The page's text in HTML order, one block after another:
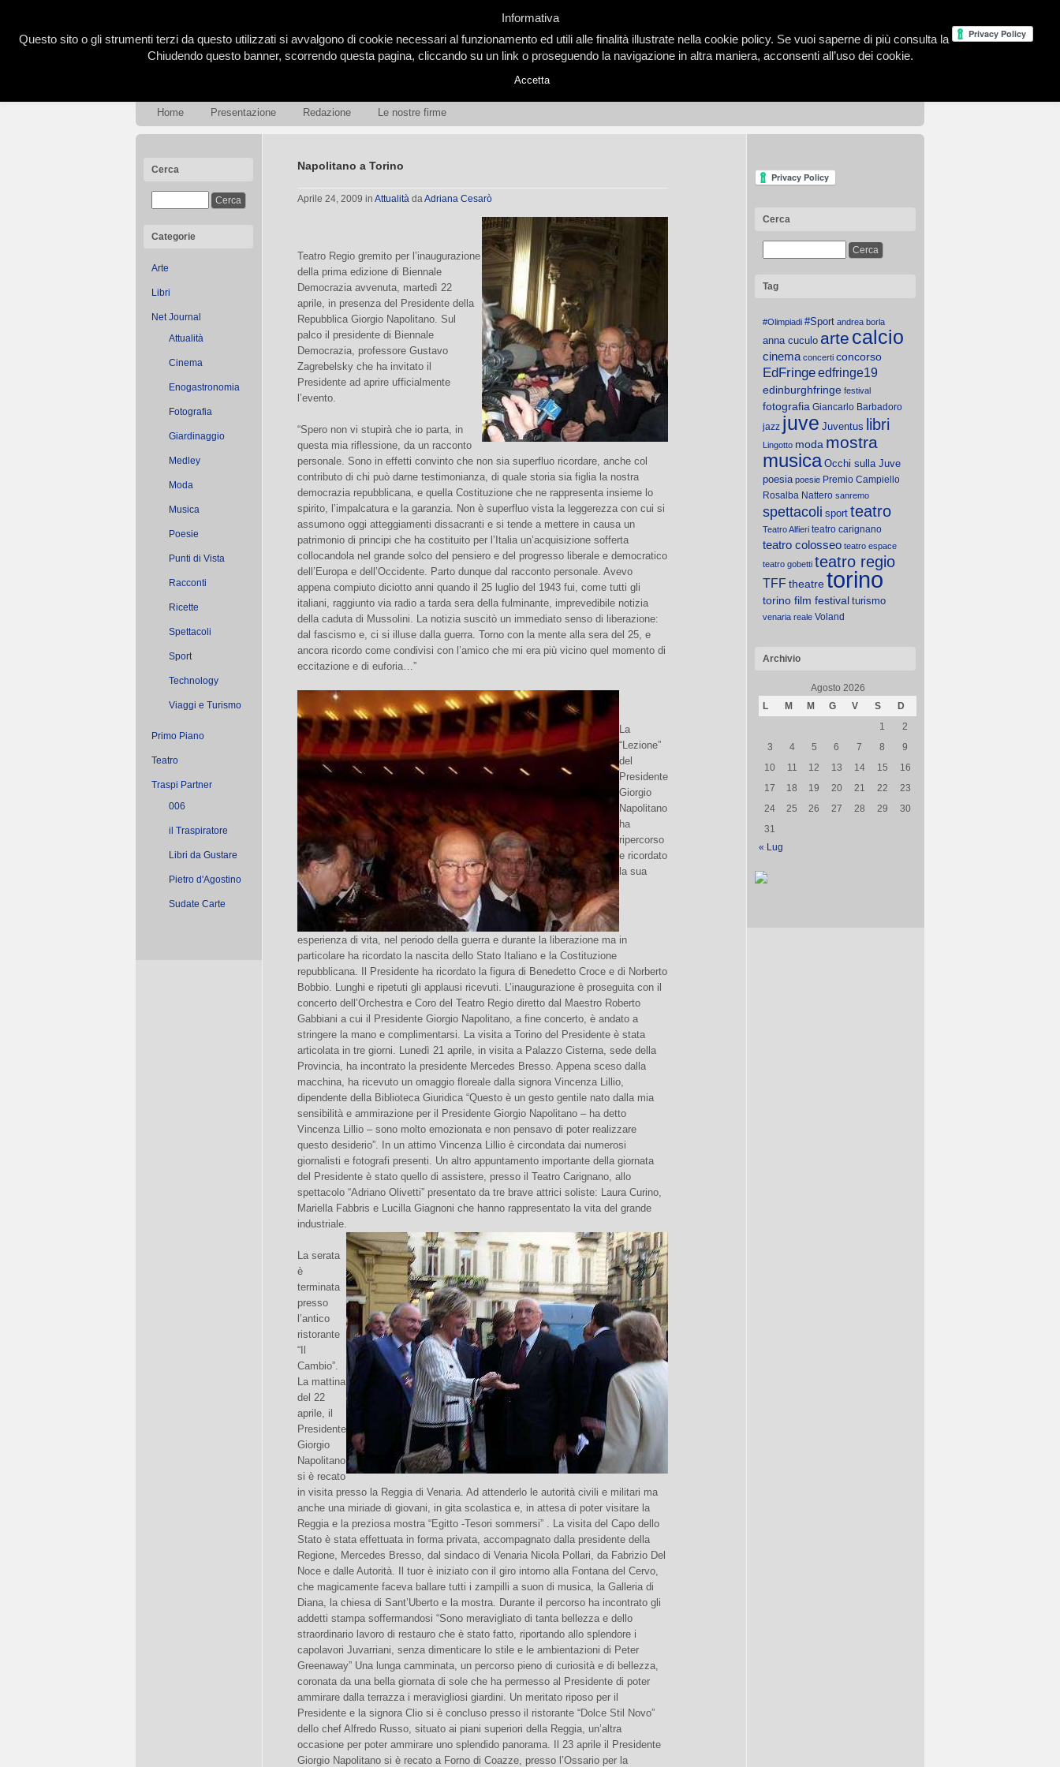
Home Presentazione Redazione Le nostre firme
Cerca
Categorie
Arte
Libri
Net Journal
Attualità
Cinema
Enogastronomia
Fotografia
Giardinaggio
Medley
Moda
Musica
Poesie
Punti di Vista
Racconti
Ricette
Spettacoli
Sport
Technology
Viaggi e Turismo
Primo Piano
Teatro
Traspi Partner
006
il Traspiratore
Libri da Gustare
Pietro d'Agostino
Sudate Carte
Napolitano a Torino
Aprile 24, 2009 in Attualità daAdriana Cesarò
Teatro Regio gremito per l’inaugurazione
della prima edizione di Biennale
Democrazia avvenuta, martedì 22
aprile, in presenza del Presidente della
Repubblica Giorgio Napolitano. Sul
palco il presidente di Biennale
Democrazia, professore Gustavo
Zagrebelsky che ha invitato il
Presidente ad aprire ufficialmente
l’evento.
“Spero non vi stupirà che io parta, in
questa mia riflessione, da un racconto
personale. Sono in effetti convinto che non sia superfluo ricordare, anche col
contributo di chi può darne testimonianza, di quale storia sia figlia la nostra
democrazia repubblicana, e quella Costituzione che ne rappresenta insieme lo
spirito, l’impalcatura e la garanzia. Non è superfluo vista la leggerezza con cui si
assumono oggi atteggiamenti dissacranti e si tende a mettere in causa un
patrimonio di principi che ha costituito per l’Italia un’acquisizione sofferta
collocandola nel grande solco del pensiero e del progresso liberale e democratico
dell’Europa e dell’Occidente. Parto dunque dal racconto personale. Avevo
appena compiuto diciotto anni quando il 25 luglio del 1943 fui, come tutti gli
italiani, raggiunto via radio a tarda sera della fulminante, imprevedibile notizia
della caduta di Mussolini. La notizia suscitò un immediato senso di liberazione:
dal fascismo e, ci si illuse dalla guerra. Torno con la mente alla sera del 25, e
ancora ricordo come condivisi con l’amico che mi era più vicino quel momento di
eccitazione e di euforia…”
La
“Lezione”
del
Presidente
Giorgio
Napolitano
ha
ripercorso
e ricordato
la sua
esperienza di vita, nel periodo della guerra e durante la liberazione ma in
particolare ha ricordato la nascita dello Stato Italiano e la Costituzione
repubblicana.
Il Presidente ha ricordato la figura di Benedetto Croce e di Norberto
Bobbio. Lunghi e ripetuti gli applausi ricevuti. L’inaugurazione è proseguita con il
concerto dell’Orchestra e Coro del Teatro Regio diretto dal Maestro Roberto
Gabbiani a cui il Presidente Giorgio Napolitano, a fine concerto, è andato a
stringere la mano e complimentarsi. La visita a Torino del Presidente è stata
articolata in tre giorni. Lunedì 21 aprile, in visita a Palazzo Cisterna, sede della
Provincia, ha incontrato la presidente Mercedes Bresso. Appena sceso dalla
macchina, ha ricevuto un omaggio floreale dalla signora Vincenza Lillio,
dipendente della Biblioteca Giuridica “Questo è un gesto gentile nato dalla mia
sensibilità e ammirazione per il Presidente Giorgio Napolitano – ha detto
Vincenza Lillio – sono molto emozionata e non pensavo di poter realizzare
questo desiderio”. In un attimo Vincenza Lillio è circondata dai numerosi
giornalisti e fotografi presenti. Un altro appuntamento importante della giornata
del Presidente è stato quello di assistere, presso il Teatro Carignano, allo
spettacolo “Adriano Olivetti” presentato da tre brave attrici soliste: Laura Curino,
Mariella Fabbris e Lucilla Giagnoni che hanno rappresentato la vita del grande
industriale.
La serata
è
terminata
presso
l’antico
ristorante
“Il
Cambio”.
La mattina
del 22
aprile, il
Presidente
Giorgio
Napolitano
si è recato
in visita presso la Reggia di Venaria. Ad attenderlo le autorità civili e militari ma
anche una miriade di giovani, in gita scolastica e, in attesa di poter visitare la
Reggia e la preziosa mostra “Egitto -Tesori sommersi” . La visita del Capo dello
Stato è stata effettuata in forma privata, accompagnato dalla presidente della
Regione, Mercedes Bresso, dal sindaco di Venaria Nicola Pollari, da Fabrizio Del
Noce e dalle Autorità. Il tuor è iniziato con il giro intorno alla Fontana del Cervo,
che magicamente faceva ballare tutti i zampilli a suon di musica, la Galleria di
Diana, la chiesa di Sant’Uberto e la mostra. Durante il percorso ha incontrato gli
addetti stampa soffermandosi “Sono meravigliato di tanta bellezza e dello
straordinario lavoro di restauro che è stato fatto, riportando allo splendore i
capolavori Juvarriani, senza dimenticare lo stile e le ambientazioni di Peter
Greenaway” Una lunga camminata, un percorso pieno di curiosità e di bellezza,
coronata da una bella giornata di sole che ha permesso al Presidente di poter
ammirare dalla terrazza i meravigliosi giardini. Un meritato riposo per il
Presidente e la signora Clio si è concluso presso il ristorante “Dolce Stil Novo”
dello chef Alfredo Russo, situato ai piani superiori della Reggia, un’altra
occasione per poter ammirare uno splendido panorama. Il 23 aprile il Presidente
Giorgio Napolitano si è recato a Forno di Coazze, presso l’Ossario per la
Cerca
Tag
#Olimpiadi #Sport andrea borla
anna cuculo arte calcio
cinema concerti concorso
EdFringeedfringe19
edinburghfringe festival
fotografia Giancarlo Barbadoro
jazz juve Juventus libri
Lingotto moda mostra
musica Occhi sulla Juve
poesia poesie Premio Campiello
Rosalba Nattero sanremo
spettacoli sport teatro
Teatro Alfieri teatro carignano
teatro colosseo teatro espace
teatro gobetti teatro regio
TFFtheatretorino
torino film festival turismo
venaria reale Voland
Archivio
Agosto 2026
L
M M G V S
D
1
2
3
4 5 6 7 8
9
10
11 12 13 14 15
16
17
18 19 20 21 22
23
24
25 26 27 28 29
30
31
« Lug
Informativa
Questo sito o gli strumenti terzi da questo utilizzati si avvalgono di cookie necessari al funzionamento ed utili alle finalità illustrate nella cookie policy. Se vuoi saperne di più consulta la
Chiudendo questo banner, scorrendo questa pagina, cliccando su un link o proseguendo la navigazione in altra maniera, acconsenti all’uso dei cookie.
Accetta